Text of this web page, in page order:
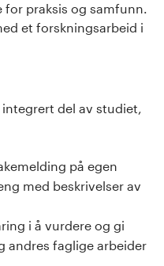
for praksis og samfunn.
et forskningsarbeid i
del av studiet,
på egen
med beskrivelser av
i å vurdere og gi
andres faglige arbeider